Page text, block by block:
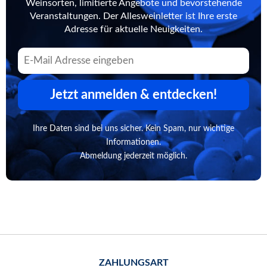
Weinsorten, limitierte Angebote und bevorstehende
Veranstaltungen. Der Allesweinletter ist Ihre erste
Adresse für aktuelle Neuigkeiten.
Jetzt anmelden & entdecken!
Ihre Daten sind bei uns sicher. Kein Spam, nur wichtige
Informationen.
Abmeldung jederzeit möglich.
ZAHLUNGSART